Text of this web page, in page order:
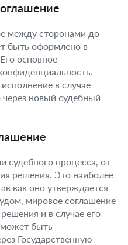
между сторонами до
быть оформлено в
основное
в случае
новый судебный
судебного процесса, от
решения. Это наиболее
как оно утверждается
мировое соглашение
и в случае его
может быть
Государственную